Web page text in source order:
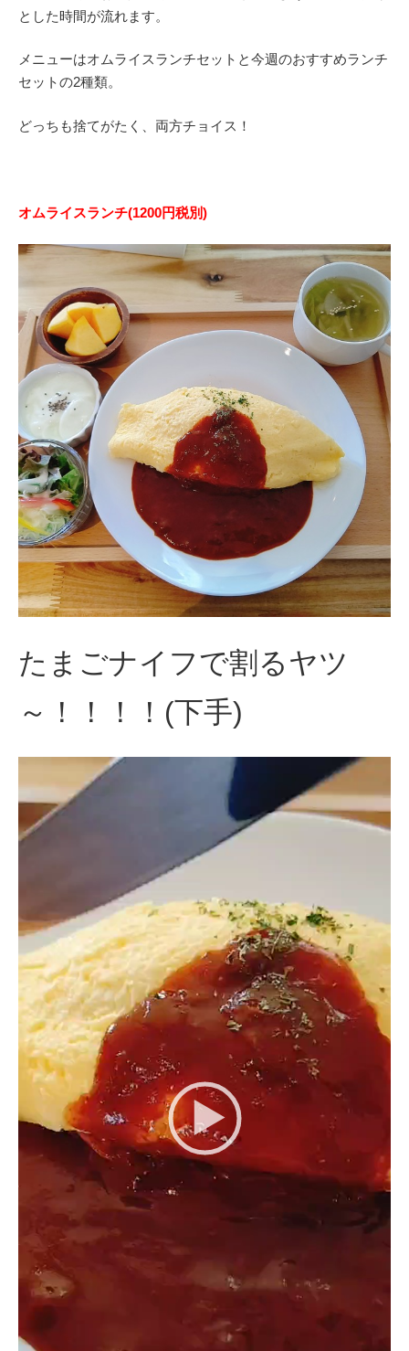
とした時間が流れます。
メニューはオムライスランチセットと今週のおすすめランチ
セットの2種類。
どっちも捨てがたく、両方チョイス！
オムライスランチ(1200円税別)
たまごナイフで割るヤツ
～！！！！(下手)